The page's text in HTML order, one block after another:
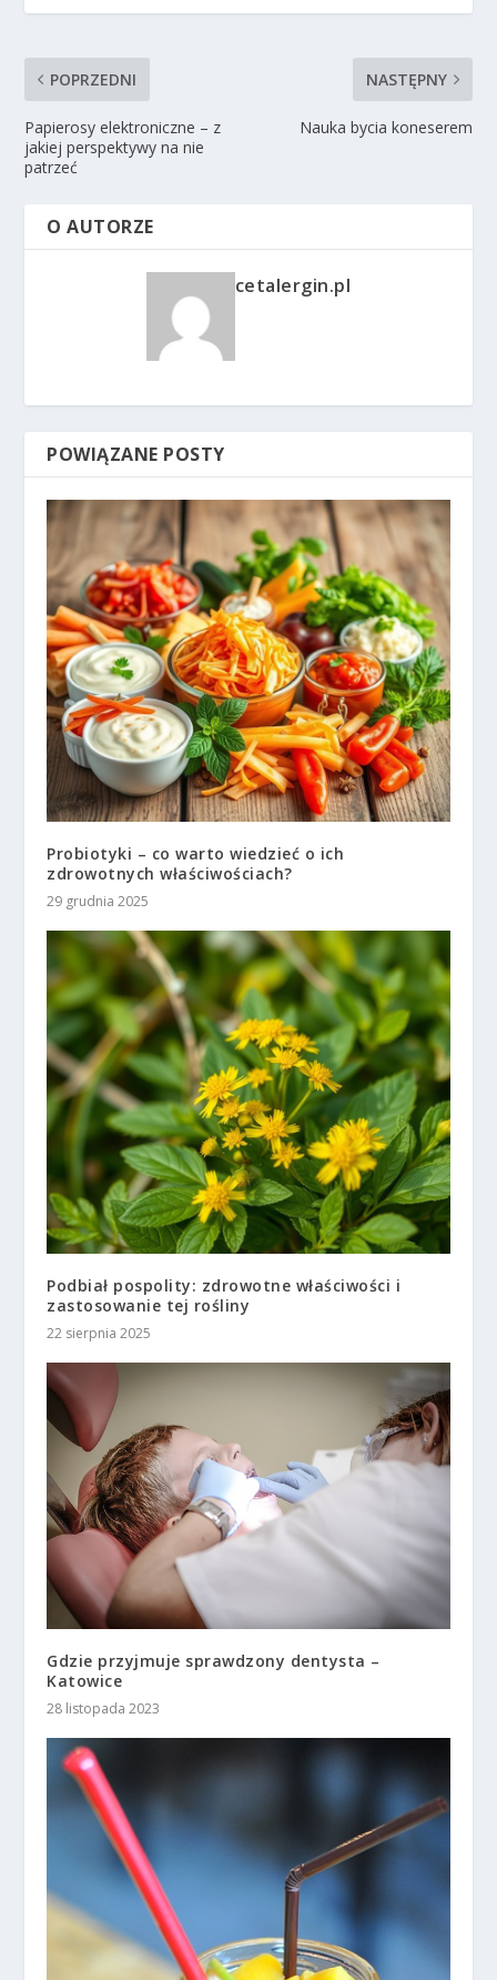
POPRZEDNI
Papierosy elektroniczne – z
jakiej perspektywy na nie
patrzeć
NASTĘPNY
Nauka bycia koneserem
O AUTORZE
cetalergin.pl
POWIĄZANE POSTY
Probiotyki – co warto wiedzieć o ich
zdrowotnych właściwościach?
29 grudnia 2025
Podbiał pospolity: zdrowotne właściwości i
zastosowanie tej rośliny
22 sierpnia 2025
Gdzie przyjmuje sprawdzony dentysta –
Katowice
28 listopada 2023